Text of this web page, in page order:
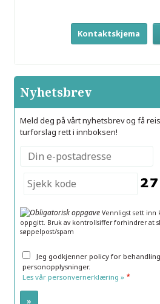
Kontaktskjema
Nyhetsbrev
Meld deg på vårt nyhetsbrev og få
turforslag rett i innboksen!
Vennligst sett inn
oppgitt. Bruk av kontrollsiffer forhindrer at
søppelpost/spam
Jeg godkjenner policy for
personopplysninger.
Les vår personvernerklæring » *